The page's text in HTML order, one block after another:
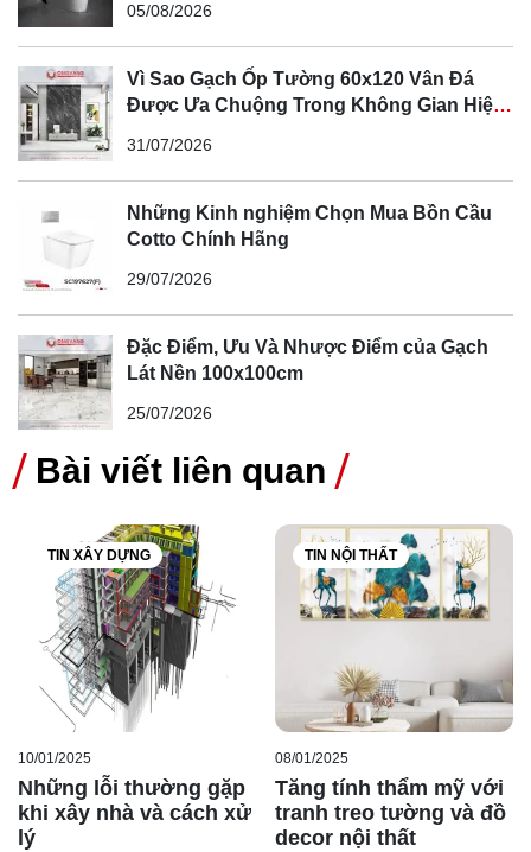
05/08/2026
Vì Sao Gạch Ốp Tường 60x120 Vân Đá
Được Ưa Chuộng Trong Không Gian Hiện
31/07/2026
Những Kinh nghiệm Chọn Mua Bồn Cầu
Cotto Chính Hãng
29/07/2026
Đặc Điểm, Ưu Và Nhược Điểm của Gạch
Lát Nền 100x100cm
25/07/2026
Bài viết liên quan
TIN XÂY DỰNG
10/01/2025
Những lỗi thường gặp
khi xây nhà và cách xử
lý
TIN NỘI THẤT
08/01/2025
Tăng tính thẩm mỹ với
tranh treo tường và đồ
decor nội thất